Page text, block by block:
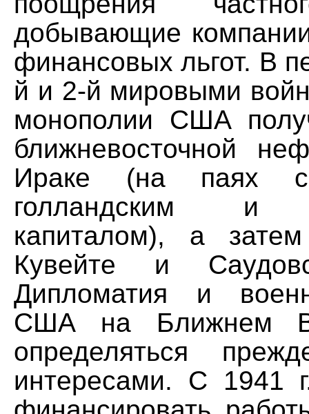
добывающие
финансовых льгот. В
й и 2-й мировыми
монополии США
ближневосточной
Ираке (на паях с
голландским и
капиталом), а
Кувейте и
Дипломатия и
США на Ближнем
определяться
интересами. С 1941